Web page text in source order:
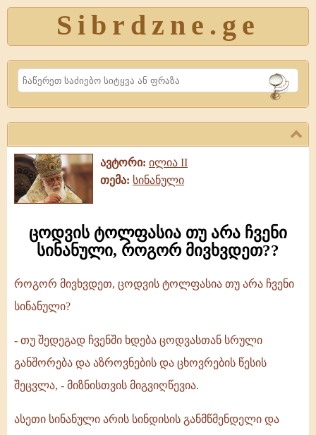
Sibrdzne.ge
Search
ავტორი: ილია II
თემა: სინანული
ცოდვის ტოლფასია თუ არა ჩვენი
სინანული, როგორ მივხვდეთ??
თუ
არა
ჩვენი
როგორ მივხვდეთ, ცოდვის ტოლფასია თუ არა ჩვენი
სინანული?
- თუ შედეგად ჩვენში ხდება ცოდვასთან სრული
განშორება და აზროვნების და ცხოვრების წესის
შეცვლა, - მიზნისთვის მიგვიღწევია.
ასეთი სინანული არის სინდისის განმწმენდელი და